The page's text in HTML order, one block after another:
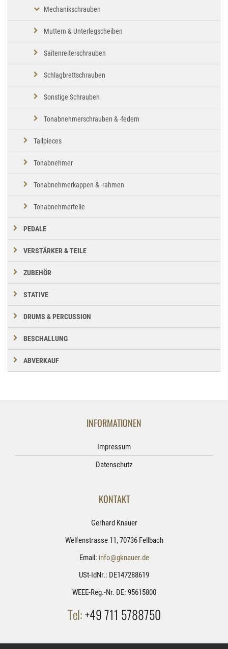
Mechanikschrauben
Muttern & Unterlegscheiben
Saitenreiterschrauben
Schlagbrettschrauben
Sonstige Schrauben
Tonabnehmerschrauben & -federn
Tailpieces
Tonabnehmer
Tonabnehmerkappen & -rahmen
Tonabnehmerteile
PEDALE
VERSTÄRKER & TEILE
ZUBEHÖR
STATIVE
DRUMS & PERCUSSION
BESCHALLUNG
ABVERKAUF
INFORMATIONEN
Impressum
Datenschutz
KONTAKT
Gerhard Knauer
Welfenstrasse 11, 70736 Fellbach
Email: info@gknauer.de
USt-IdNr.: DE147288619
WEEE-Reg.-Nr. DE: 95615800
Tel:+49 711 5788750